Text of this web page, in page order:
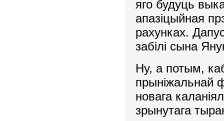
яго будуць
апазіцыйная
рахунках.
забілі сына
Ну, а потым,
прыніжальнай
новага
зрынутага